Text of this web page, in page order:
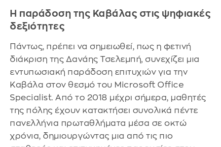
Η παράδοση της Καβάλας στις ψηφιακές
δεξιότητες
Πάντως, πρέπει να σημειωθεί, πως η φετινή
διάκριση της Δανάης Τσελεμπή, συνεχίζει μια
εντυπωσιακή παράδοση επιτυχιών για την
Καβάλα στον θεσμό του Microsoft Office
Specialist. Από το 2018 μέχρι σήμερα, μαθητές
της πόλης έχουν κατακτήσει συνολικά πέντε
πανελλήνια πρωταθλήματα μέσα σε οκτώ
χρόνια, δημιουργώντας μια από τις πιο